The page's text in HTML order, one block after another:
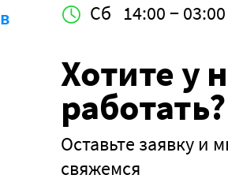
Сб 14:00 − 03:00
Хотите у
работать?
Оставьте заявку и
свяжемся